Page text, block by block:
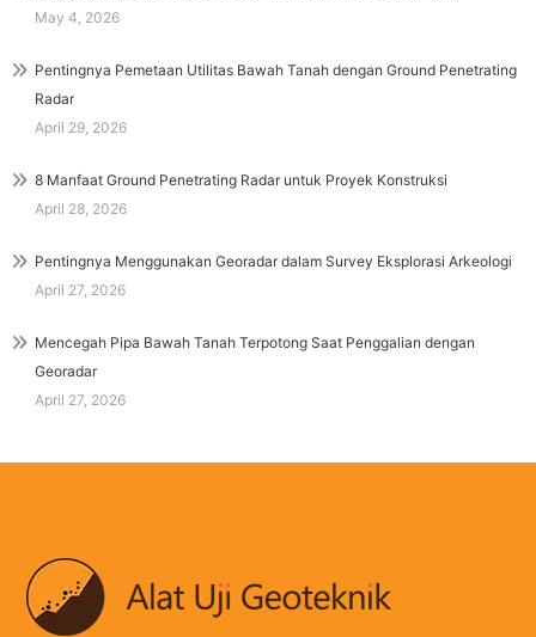
May 4, 2026
Pentingnya Pemetaan Utilitas Bawah Tanah dengan Ground Penetrating
Radar
April 29, 2026
8 Manfaat Ground Penetrating Radar untuk Proyek Konstruksi
April 28, 2026
Pentingnya Menggunakan Georadar dalam Survey Eksplorasi Arkeologi
April 27, 2026
Mencegah Pipa Bawah Tanah Terpotong Saat Penggalian dengan
Georadar
April 27, 2026